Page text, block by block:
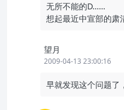
无所不能的D……
想起最近中宣部的
望月
2009-04-13 23:00:16
早就发现这个问题了